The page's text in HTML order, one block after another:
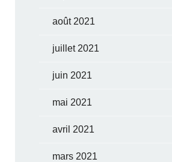
août 2021
juillet 2021
juin 2021
mai 2021
avril 2021
mars 2021